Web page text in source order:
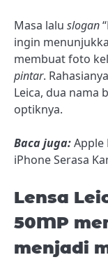
Masa lalu slogan
ingin
membuat foto
pintar.
Leica, dua nama
optiknya.
Baca juga:Apple
iPhone Serasa
Lensa
50MP
menjadi